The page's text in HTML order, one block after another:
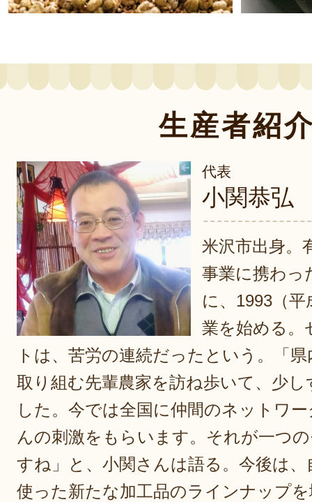
生産者紹
代表
小関恭弘
米沢市出身。
事業に携わっ
に、1993（
業を始める。
トは、苦労の連続だったという。「
取り組む先輩農家を訪ね歩いて、少
した。今では全国に仲間のネットワ
んの刺激をもらいます。それが一つ
すね」と、小関さんは語る。今後は
使った新たな加工品のラインナップ